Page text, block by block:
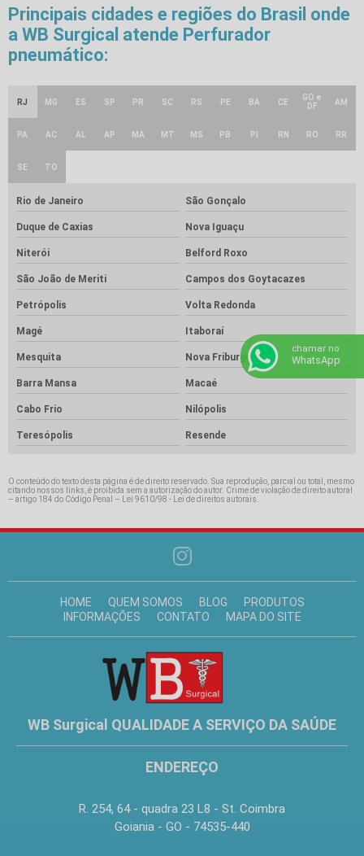
Principais cidades e regiões do Brasil onde
a WB Surgical atende Perfurador
pneumático:
RJ MG ES SP PR SC RS PE BA CE
GO e
DF
AM
PA AC AL AP MA MT MS PB PI RN RO RR
SE TO
Rio de Janeiro São Gonçalo
Duque de Caxias Nova Iguaçu
Niterói Belford Roxo
São João de Meriti Campos dos Goytacazes
Petrópolis Volta Redonda
Magé Itaboraí
Mesquita Nova Friburgo
Barra Mansa Macaé
Cabo Frio Nilópolis
Teresópolis Resende
O conteúdo do texto desta página é de direito reservado. Sua reprodução, parcial ou total, mesmo
citando nossos links, é proibida sem a autorização do autor. Crime de violação de direito autoral
– artigo 184 do Código Penal – Lei 9610/98 - Lei de direitos autorais.
HOME QUEM SOMOS BLOG
PRODUTOS
INFORMAÇÕES
CONTATO MAPA DO SITE
WB Surgical QUALIDADE A SERVIÇO DA SAÚDE
ENDEREÇO
R. 254, 64 - quadra 23 L8 - St. Coimbra
Goiania - GO - 74535-440
chamar no
WhatsApp